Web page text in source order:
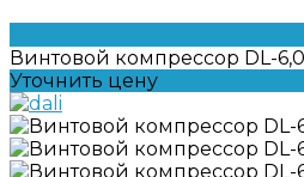
Винтовой компрессор DL-
Уточнить цену